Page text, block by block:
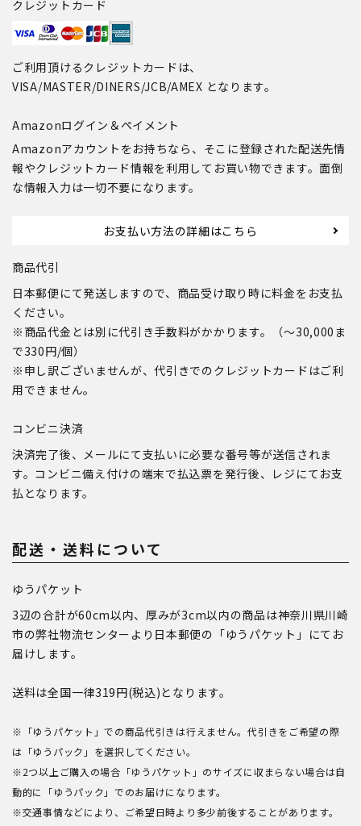
クレジットカード
ご利用頂けるクレジットカードは、
VISA/MASTER/DINERS/JCB/AMEX となります。
Amazonログイン＆ペイメント
Amazonアカウントをお持ちなら、そこに登録された配送先情
報やクレジットカード情報を利用してお買い物できます。面倒
な情報入力は一切不要になります。
お支払い方法の詳細はこちら
商品代引
日本郵便にて発送しますので、商品受け取り時に料金をお支払
ください。
※商品代金とは別に代引き手数料がかかります。（～30,000ま
で330円/個）
※申し訳ございませんが、代引きでのクレジットカードはご利
用できません。
コンビニ決済
決済完了後、メールにて支払いに必要な番号等が送信されま
す。コンビニ備え付けの端末で払込票を発行後、レジにてお支
払となります。
配送・送料について
ゆうパケット
3辺の合計が60cm以内、厚みが3cm以内の商品は神奈川県川崎
市の弊社物流センターより日本郵便の「ゆうパケット」にてお
届けします。
送料は全国一律319円(税込)となります。
※「ゆうパケット」での商品代引きは行えません。代引きをご希望の際
は「ゆうパック」を選択してください。
※2つ以上ご購入の場合「ゆうパケット」のサイズに収まらない場合は自
動的に「ゆうパック」でのお届けになります。
※交通事情などにより、ご希望日時より多少前後することがあります。